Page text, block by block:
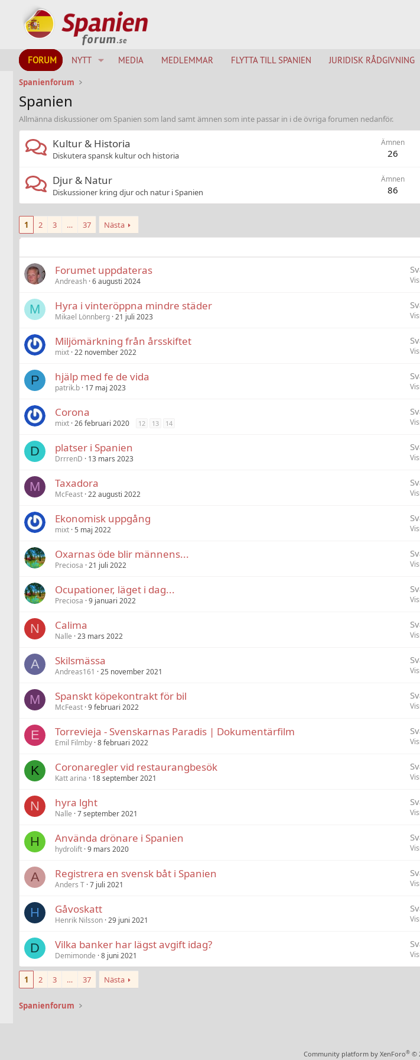
FORUM NYTT MEDIA MEDLEMMAR FLYTTA TILL SPANIEN JURIDISK RÅDGIVNING
Spanienforum
Spanien
Allmänna diskussioner om Spanien som land samt ämnen som inte passar in i de övriga forumen nedanför.
Kultur & Historia
Diskutera spansk kultur och historia
Ämnen
26
Djur & Natur
Diskussioner kring djur och natur i Spanien
Ämnen
86
1 2 3 … 37 Nästa
Forumet uppdateras
Andreash 6 augusti 2024
M Hyra i vinteröppna mindre städer
Mikael Lönnberg 21 juli 2023
Miljömärkning från årsskiftet
mixt 22 november 2022
P hjälp med fe de vida
patrik.b 17 maj 2023
Corona
mixt 26 februari 2020 12 13 14
D platser i Spanien
DrrrenD 13 mars 2023
M Taxadora
McFeast 22 augusti 2022
Ekonomisk uppgång
mixt 5 maj 2022
Oxarnas öde blir männens...
Preciosa 21 juli 2022
Ocupationer, läget i dag...
Preciosa 9 januari 2022
N Calima
Nalle 23 mars 2022
A Skilsmässa
Andreas161 25 november 2021
M Spanskt köpekontrakt för bil
McFeast 9 februari 2022
E Torrevieja - Svenskarnas Paradis | Dokumentärfilm
Emil Filmby 8 februari 2022
K Coronaregler vid restaurangbesök
Katt arina 18 september 2021
N hyra lght
Nalle 7 september 2021
H Använda drönare i Spanien
hydrolift 9 mars 2020
A Registrera en svensk båt i Spanien
Anders T 7 juli 2021
H Gåvoskatt
Henrik Nilsson 29 juni 2021
D Vilka banker har lägst avgift idag?
Demimonde 8 juni 2021
1 2 3 … 37 Nästa
Spanienforum
Community platform by XenForo® ©